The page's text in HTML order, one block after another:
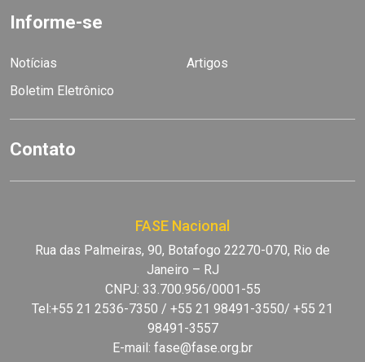
Informe-se
Notícias
Artigos
Boletim Eletrônico
Contato
FASE Nacional
Rua das Palmeiras, 90, Botafogo 22270-070, Rio de
Janeiro – RJ
CNPJ: 33.700.956/0001-55
Tel:+55 21 2536-7350 / +55 21 98491-3550/ +55 21
98491-3557
E-mail: fase@fase.org.br